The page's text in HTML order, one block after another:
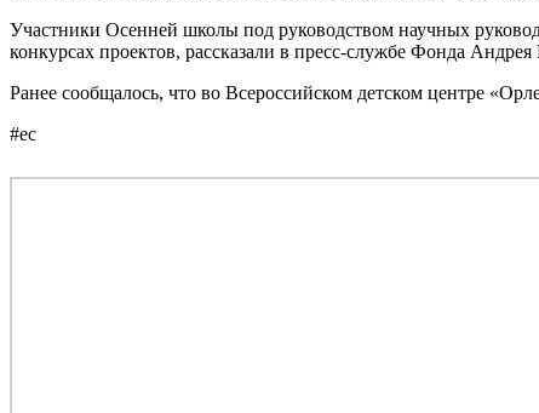
Участники Осенней школы под руководством научных
конкурсах проектов, рассказали в пресс-службе Фонда
Ранее сообщалось, что во Всероссийском детском центре
#ес